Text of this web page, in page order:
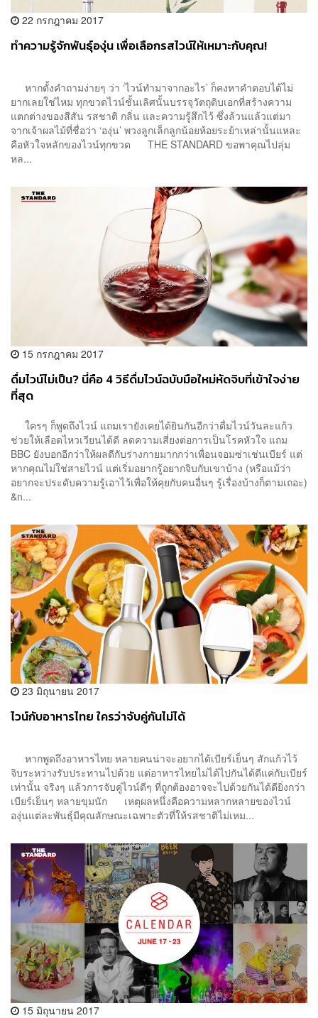
22 กรกฎาคม 2017
ทำความรู้จักพันธุ์องุ่น เพื่อเลือกรสไวน์ให้เหมาะกับคุณ!
หากตั้งคำถามง่ายๆ ว่า ‘ไวน์ทำมาจากอะไร’ ก็คงหาคำตอบได้ไม่
ยากเลยใช่ไหม ทุกขวดไวน์ชั้นเลิศนั้นบรรจุวัตถุดิบเอกที่สร้างความ
แตกต่างของสีสัน รสชาติ กลิ่น และความรู้สึกไว้ ซึ่งล้วนแล้วแต่มา
จากเจ้าผลไม้ที่ชื่อว่า ‘องุ่น’ พวงลูกเล็กลูกน้อยห้อยระย้าเหล่านั้นแหละ
คือหัวใจหลักของไวน์ทุกขวด THE STANDARD ขอพาคุณไปลุ่ม
หล...
15 กรกฎาคม 2017
ดื่มไวน์ไม่เป็น? นี่คือ 4 วิธีดื่มไวน์ฉบับมือใหม่หัดจิบที่เข้าใจง่าย
ที่สุด
ใครๆ ก็พูดถึงไวน์ แถมเรายังเคยได้ยินกันอีกว่าดื่มไวน์วันละแก้ว
ช่วยให้เลือดไหวเวียนได้ดี ลดความเสี่ยงต่อการเป็นโรคหัวใจ แถม
BBC ยังบอกอีกว่าให้ผลดีกับร่างกายมากกว่าเพื่อนจอมซ่าเช่นเบียร์ แต่
หากคุณไม่ใช่สายไวน์ แต่เริ่มอยากรู้อยากจิบกับเขาบ้าง (หรือแม้ว่า
อยากจะประดับความรู้เอาไว้เพื่อให้คุยกับคนอื่นๆ รู้เรื่องบ้างก็ตามเถอะ)
&n...
23 มิถุนายน 2017
ไวน์กับอาหารไทย ใครว่าจับคู่กันไม่ได้
หากพูดถึงอาหารไทย หลายคนน่าจะอยากได้เบียร์เย็นๆ สักแก้วไว้
จิบระหว่างรับประทานไปด้วย แต่อาหารไทยไม่ได้ไปกันได้ดีแค่กับเบียร์
เท่านั้น จริงๆ แล้วการจับคู่ไวน์ดีๆ ที่ถูกต้องอาจจะไปด้วยกันได้ดียิ่งกว่า
เบียร์เย็นๆ หลายขุมนัก เหตุผลหนึ่งคือความหลากหลายของไวน์
องุ่นแต่ละพันธุ์มีคุณลักษณะเฉพาะตัวที่ให้รสชาติไม่เหม...
15 มิถุนายน 2017